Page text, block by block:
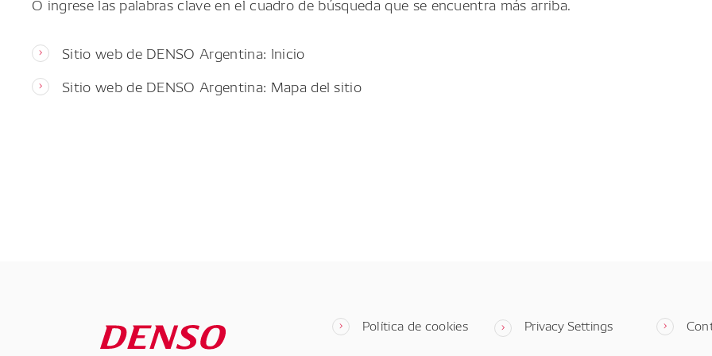
Sitio web de DENSO Argentina: Inicio
Sitio web de DENSO Argentina: Mapa del sitio
Política de cookies Privacy Settings